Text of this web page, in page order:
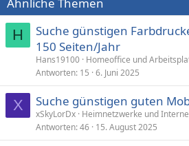
H
Suche günstigen
150 Seiten/Jahr
Hans19100 Homeoffice und
Antworten 15 6. Juni 2025
X Suche günstigen guten
xSkyLorDx Heimnetzwerke und
Antworten 46 15. August 2025